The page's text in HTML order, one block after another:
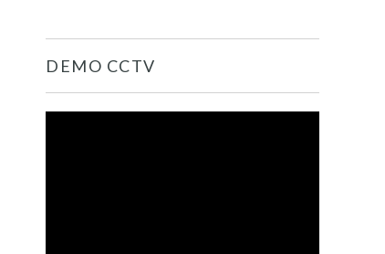
DEMO CCTV